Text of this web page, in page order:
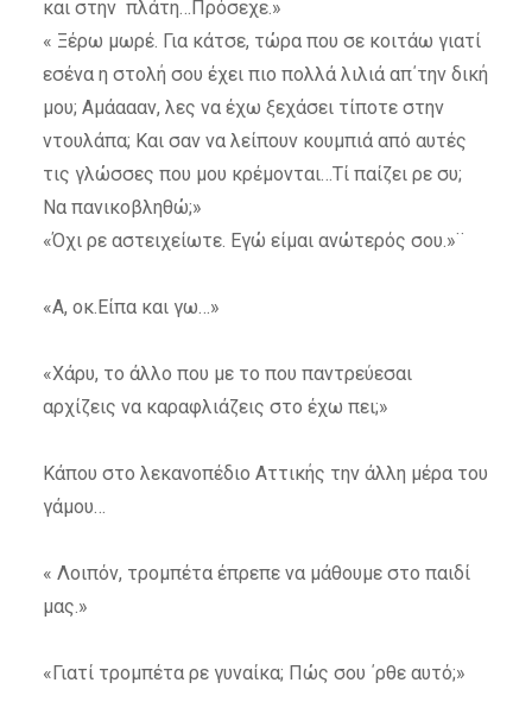
και στην πλάτη…Πρόσεχε.»
« Ξέρω μωρέ. Για κάτσε, τώρα που σε κοιτάω γιατί
εσένα η στολή σου έχει πιο πολλά λιλιά απ΄την δική
μου; Αμάαααν, λες να έχω ξεχάσει τίποτε στην
ντουλάπα; Και σαν να λείπουν κουμπιά από αυτές
τις γλώσσες που μου κρέμονται…Τί παίζει ρε συ;
Να πανικοβληθώ;»
«Όχι ρε αστειχείωτε. Εγώ είμαι ανώτερός σου.»¨
«Α, οκ.Είπα και γω…»
«Χάρυ, το άλλο που με το που παντρεύεσαι
αρχίζεις να καραφλιάζεις στο έχω πει;»
Κάπου στο λεκανοπέδιο Αττικής την άλλη μέρα του
γάμου…
« Λοιπόν, τρομπέτα έπρεπε να μάθουμε στο παιδί
μας.»
«Γιατί τρομπέτα ρε γυναίκα; Πώς σου ΄ρθε αυτό;»